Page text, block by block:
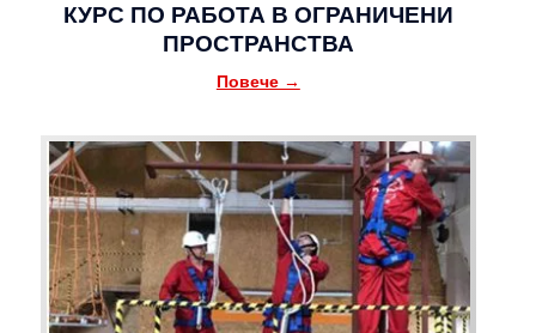
КУРС ПО РАБОТА В ОГРАНИЧЕНИ
ПРОСТРАНСТВА
Повече →